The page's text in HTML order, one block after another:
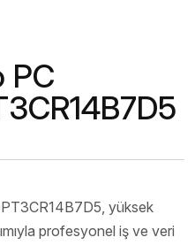
PC
yüksek
profesyonel iş ve veri